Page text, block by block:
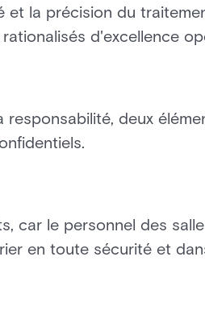
et la précision du
d'excellence
deux
car le personnel des
en toute sécurité et